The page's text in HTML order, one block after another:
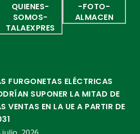
FURGONETAS ELÉCTRICAS
SUPONER LA MITAD DE
VENTAS EN LA UE A PARTIR DE